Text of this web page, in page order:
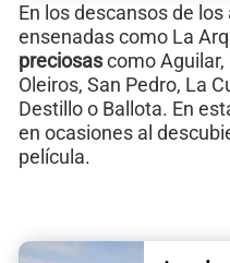
En los descansos de
ensenadas como La
preciosascomo Aguilar,
Oleiros, San Pedro, La
Destillo o Ballota. En
en ocasiones al
película.